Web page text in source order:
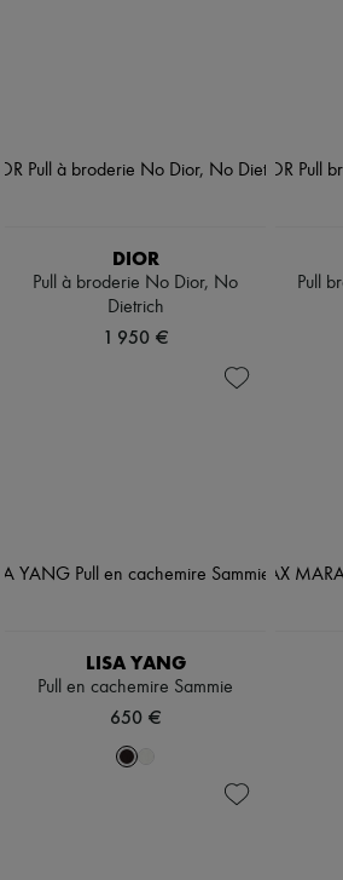
DIOR
Pull à broderie No Dior, No
Dietrich
1 950 €
Pull
LISA YANG
Pull en cachemire Sammie
650 €